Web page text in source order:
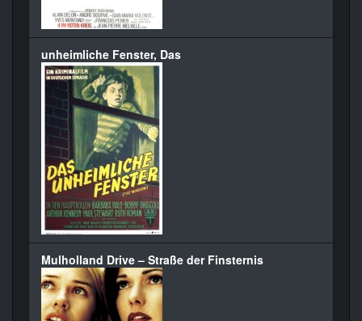
unheimliche Fenster, Das
Mulholland Drive – Straße der Finsternis